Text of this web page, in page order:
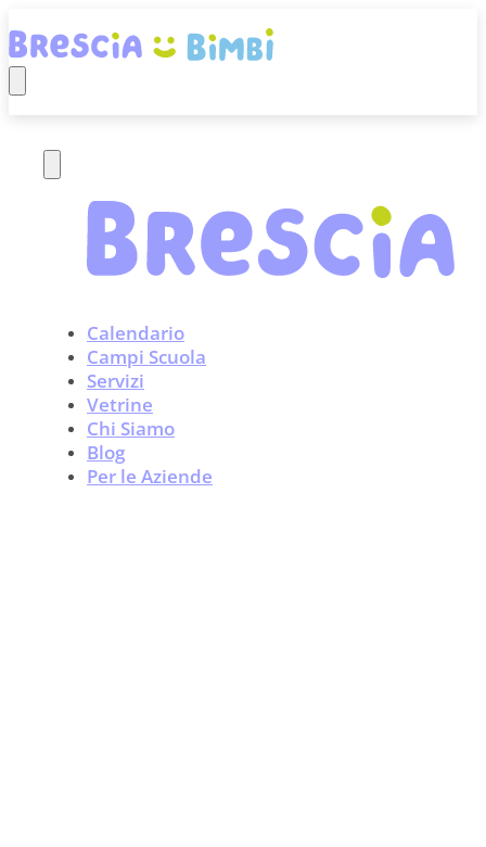
Calendario
Campi Scuola
Servizi
Vetrine
Chi Siamo
Blog
Per le Aziende